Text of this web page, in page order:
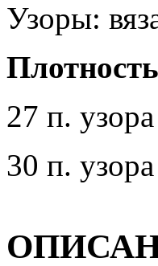
Узоры:
27 п.
30 п.